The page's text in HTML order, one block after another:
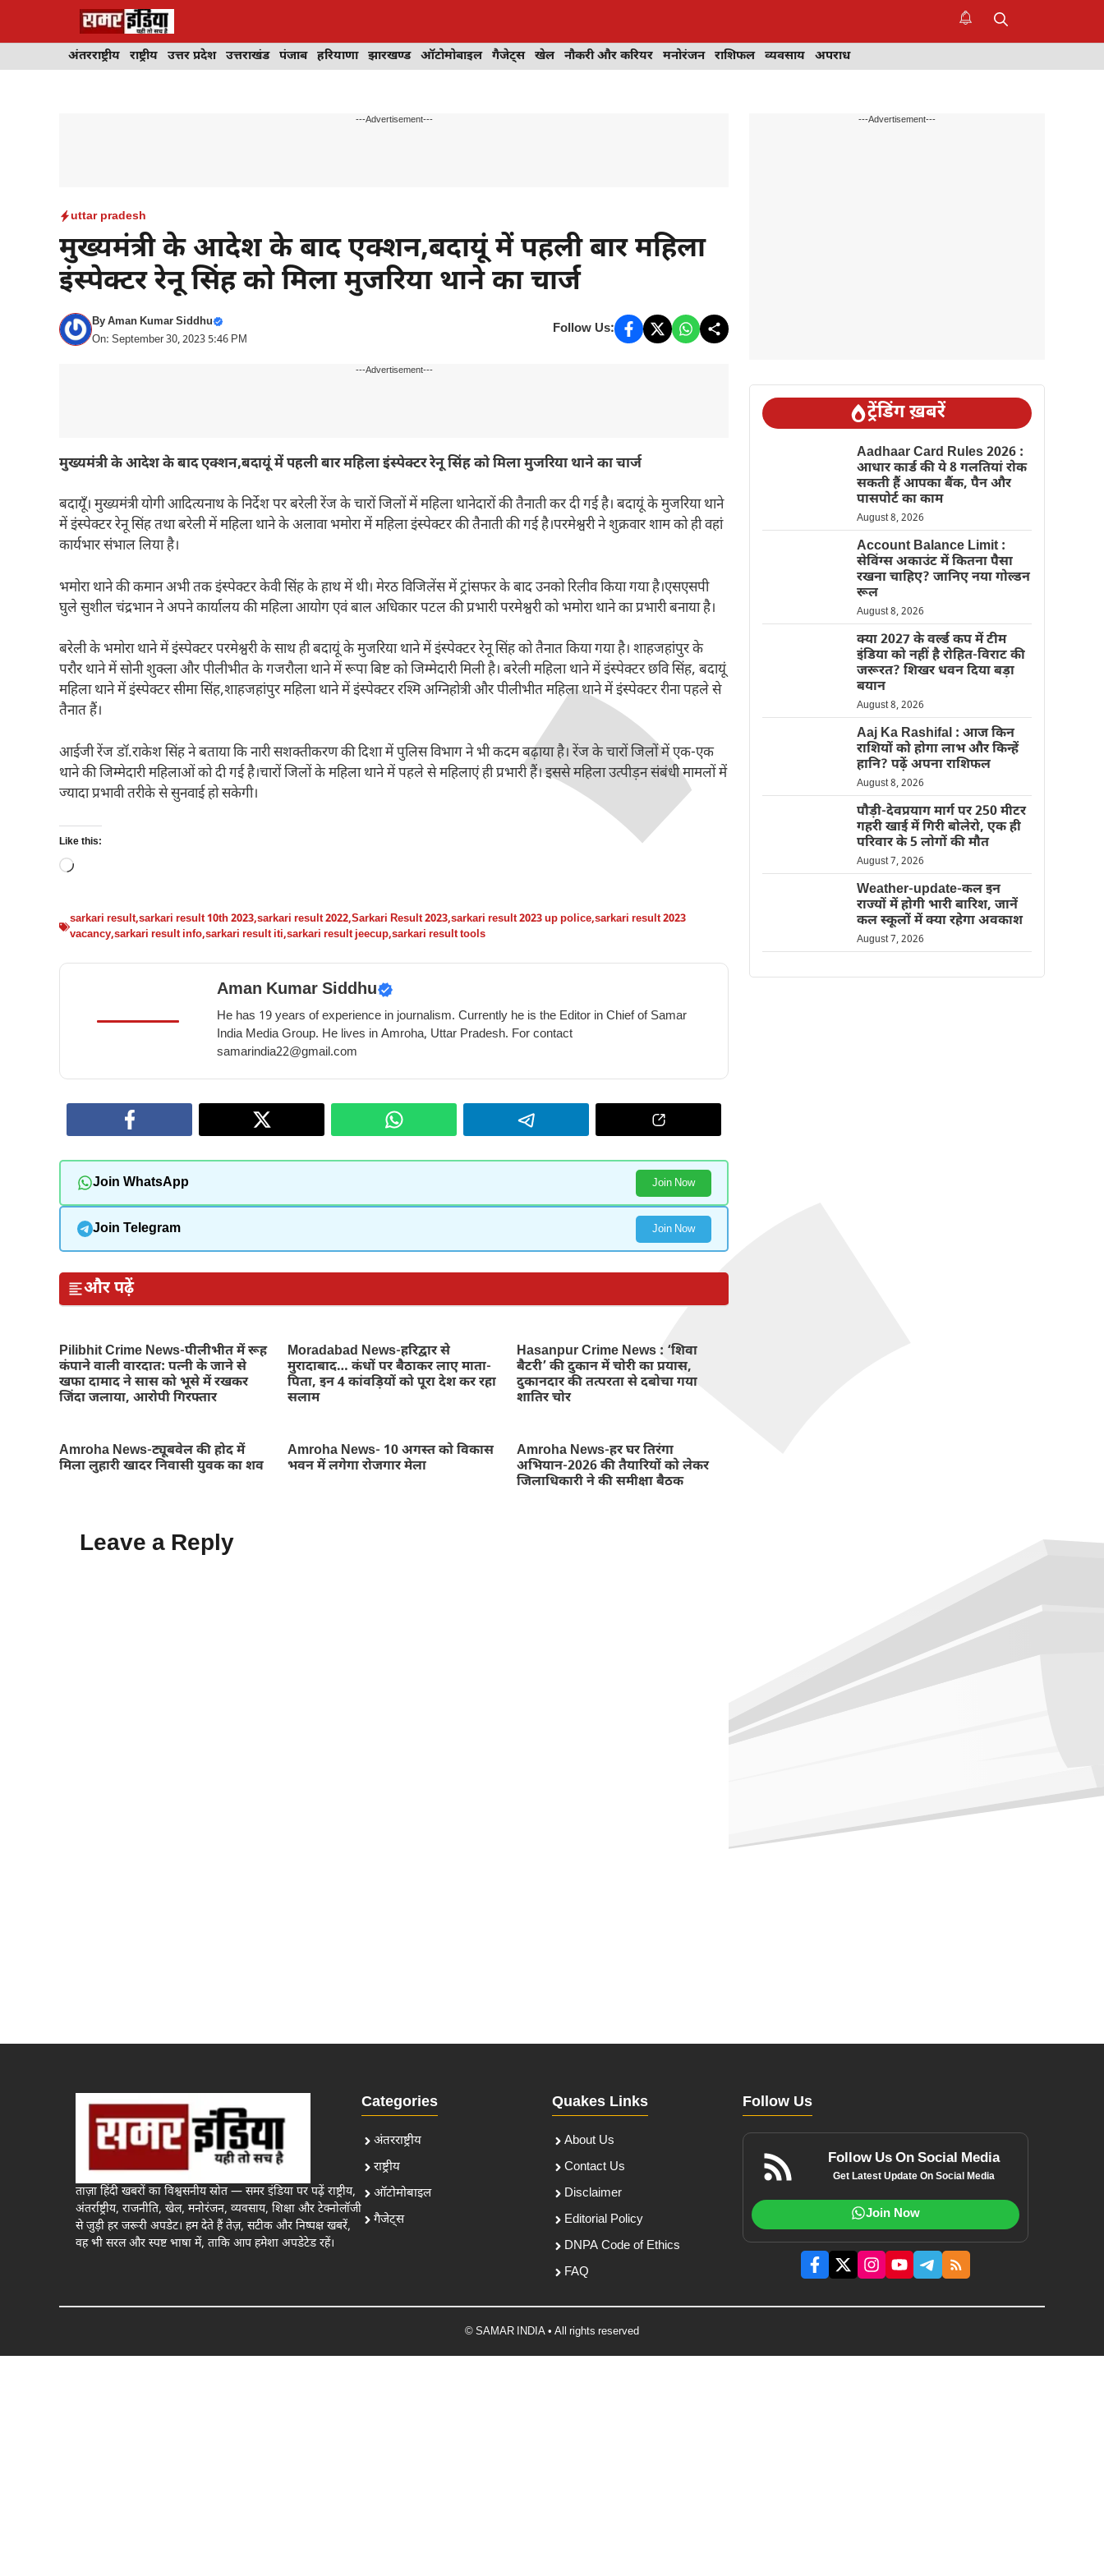
अंतरराष्ट्रीय राष्ट्रीय उत्तर प्रदेश उत्तराखंड पंजाब हरियाणा झारखण्ड ऑटोमोबाइल गैजेट्स खेल नौकरी और करियर मनोरंजन राशिफल व्यवसाय अपराध
---Advertisement---
uttar pradesh
मुख्यमंत्री के आदेश के बाद एक्शन,बदायूं में पहली बार महिला
इंस्पेक्टर रेनू सिंह को मिला मुजरिया थाने का चार्ज
ByAman Kumar Siddhu
On: September 30, 2023 5:46 PM
Follow Us:
---Advertisement---
मुख्यमंत्री के आदेश के बाद एक्शन,बदायूं में पहली बार महिला इंस्पेक्टर रेनू सिंह को मिला मुजरिया थाने का चार्ज
बदायूँ। मुख्यमंत्री योगी आदित्यनाथ के निर्देश पर बरेली रेंज के चारों जिलों में महिला थानेदारों की तैनाती कर दी गई है। बदायूं के मुजरिया थाने
में इंस्पेक्टर रेनू सिंह तथा बरेली में महिला थाने के अलावा भमोरा में महिला इंस्पेक्टर की तैनाती की गई है।परमेश्वरी ने शुक्रवार शाम को ही वहां
कार्यभार संभाल लिया है।
भमोरा थाने की कमान अभी तक इंस्पेक्टर केवी सिंह के हाथ में थी। मेरठ विजिलेंस में ट्रांसफर के बाद उनको रिलीव किया गया है।एसएसपी
घुले सुशील चंद्रभान ने अपने कार्यालय की महिला आयोग एवं बाल अधिकार पटल की प्रभारी परमेश्वरी को भमोरा थाने का प्रभारी बनाया है।
बरेली के भमोरा थाने में इंस्पेक्टर परमेश्वरी के साथ ही बदायूं के मुजरिया थाने में इंस्पेक्टर रेनू सिंह को तैनात किया गया है। शाहजहांपुर के
परौर थाने में सोनी शुक्ला और पीलीभीत के गजरौला थाने में रूपा बिष्ट को जिम्मेदारी मिली है। बरेली महिला थाने में इंस्पेक्टर छवि सिंह, बदायूं
महिला थाने में इंस्पेक्टर सीमा सिंह,शाहजहांपुर महिला थाने में इंस्पेक्टर रश्मि अग्निहोत्री और पीलीभीत महिला थाने में इंस्पेक्टर रीना पहले से
तैनात हैं।
आईजी रेंज डॉ.राकेश सिंह ने बताया कि नारी सशक्तीकरण की दिशा में पुलिस विभाग ने भी कदम बढ़ाया है। रेंज के चारों जिलों में एक-एक
थाने की जिम्मेदारी महिलाओं को दी गई है।चारों जिलों के महिला थाने में पहले से महिलाएं ही प्रभारी हैं। इससे महिला उत्पीड़न संबंधी मामलों में
ज्यादा प्रभावी तरीके से सुनवाई हो सकेगी।
Like this:
Loading…
sarkari result,sarkari result 10th 2023,sarkari result 2022,Sarkari Result 2023,sarkari result 2023 up police,sarkari result 2023
vacancy,sarkari result info,sarkari result iti,sarkari result jeecup,sarkari result tools
Aman Kumar Siddhu
He has 19 years of experience in journalism. Currently he is the Editor in Chief of Samar
India Media Group. He lives in Amroha, Uttar Pradesh. For contact
samarindia22@gmail.com
Join WhatsApp Join Now
Join Telegram Join Now
और पढ़ें
Pilibhit Crime News-पीलीभीत में रूह
कंपाने वाली वारदात: पत्नी के जाने से
खफा दामाद ने सास को भूसे में रखकर
जिंदा जलाया, आरोपी गिरफ्तार
Moradabad News-हरिद्वार से
मुरादाबाद… कंधों पर बैठाकर लाए माता-
पिता, इन 4 कांवड़ियों को पूरा देश कर रहा
सलाम
Hasanpur Crime News : ‘शिवा
बैटरी’ की दुकान में चोरी का प्रयास,
दुकानदार की तत्परता से दबोचा गया
शातिर चोर
Amroha News-ट्यूबवेल की होद में
मिला लुहारी खादर निवासी युवक का शव
Amroha News- 10 अगस्त को विकास
भवन में लगेगा रोजगार मेला
Amroha News-हर घर तिरंगा
अभियान-2026 की तैयारियों को लेकर
जिलाधिकारी ने की समीक्षा बैठक
Leave a Reply
---Advertisement---
ट्रेंडिंग ख़बरें
Aadhaar Card Rules 2026 :
आधार कार्ड की ये 8 गलतियां रोक
सकती हैं आपका बैंक, पैन और
पासपोर्ट का काम
August 8, 2026
Account Balance Limit :
सेविंग्स अकाउंट में कितना पैसा
रखना चाहिए? जानिए नया गोल्डन
रूल
August 8, 2026
क्या 2027 के वर्ल्ड कप में टीम
इंडिया को नहीं है रोहित-विराट की
जरूरत? शिखर धवन दिया बड़ा
बयान
August 8, 2026
Aaj Ka Rashifal : आज किन
राशियों को होगा लाभ और किन्हें
हानि? पढ़ें अपना राशिफल
August 8, 2026
पौड़ी-देवप्रयाग मार्ग पर 250 मीटर
गहरी खाई में गिरी बोलेरो, एक ही
परिवार के 5 लोगों की मौत
August 7, 2026
Weather-update-कल इन
राज्यों में होगी भारी बारिश, जानें
कल स्कूलों में क्या रहेगा अवकाश
August 7, 2026
ताज़ा हिंदी खबरों का विश्वसनीय स्रोत — समर इंडिया पर पढ़ें राष्ट्रीय,
अंतर्राष्ट्रीय, राजनीति, खेल, मनोरंजन, व्यवसाय, शिक्षा और टेक्नोलॉजी
से जुड़ी हर जरूरी अपडेट। हम देते हैं तेज़, सटीक और निष्पक्ष खबरें,
वह भी सरल और स्पष्ट भाषा में, ताकि आप हमेशा अपडेटेड रहें।
Categories
अंतरराष्ट्रीय
राष्ट्रीय
ऑटोमोबाइल
गैजेट्स
Quakes Links
About Us
Contact Us
Disclaimer
Editorial Policy
DNPA Code of Ethics
FAQ
Follow Us
Follow Us On Social Media
Get Latest Update On Social Media
Join Now
© SAMAR INDIA • All rights reserved